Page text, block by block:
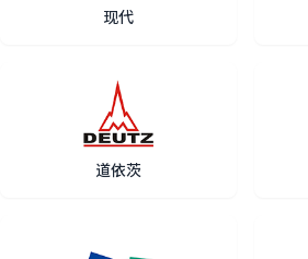
现代
道依茨